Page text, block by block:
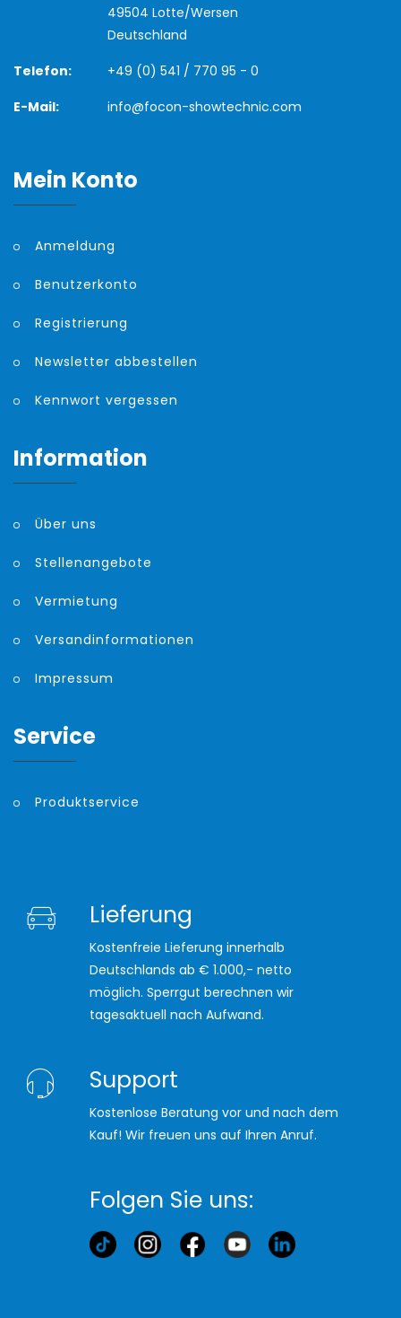
49504 Lotte/Wersen
Deutschland
Telefon:
+49 (0) 541 / 770 95 - 0
E-Mail:
info@focon-showtechnic.com
Mein Konto
Anmeldung
Benutzerkonto
Registrierung
Newsletter abbestellen
Kennwort vergessen
Information
Über uns
Stellenangebote
Vermietung
Versandinformationen
Impressum
Service
Produktservice
Lieferung
Kostenfreie Lieferung innerhalb
Deutschlands ab € 1.000,- netto
möglich. Sperrgut berechnen wir
tagesaktuell nach Aufwand.
Support
Kostenlose Beratung vor und nach dem
Kauf! Wir freuen uns auf Ihren Anruf.
Folgen Sie uns: